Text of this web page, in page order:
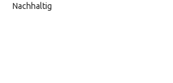
Nachhaltig